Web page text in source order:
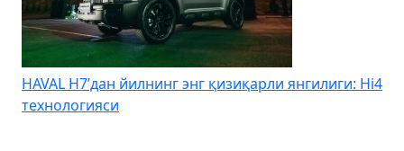
HAVAL H7’дан йилнинг энг қизиқарли янгилиги: Hi4
технологияси